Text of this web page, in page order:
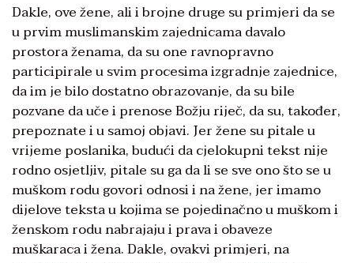
Dakle, ove žene, ali i brojne druge su primjeri da se
u prvim muslimanskim zajednicama davalo
prostora ženama, da su one ravnopravno
participirale u svim procesima izgradnje zajednice,
da im je bilo dostatno obrazovanje, da su bile
pozvane da uče i prenose Božju riječ, da su, također,
prepoznate i u samoj objavi. Jer žene su pitale u
vrijeme poslanika, budući da cjelokupni tekst nije
rodno osjetljiv, pitale su ga da li se sve ono što se u
muškom rodu govori odnosi i na žene, jer imamo
dijelove teksta u kojima se pojedinačno u muškom i
ženskom rodu nabrajaju i prava i obaveze
muškaraca i žena. Dakle, ovakvi primjeri, na